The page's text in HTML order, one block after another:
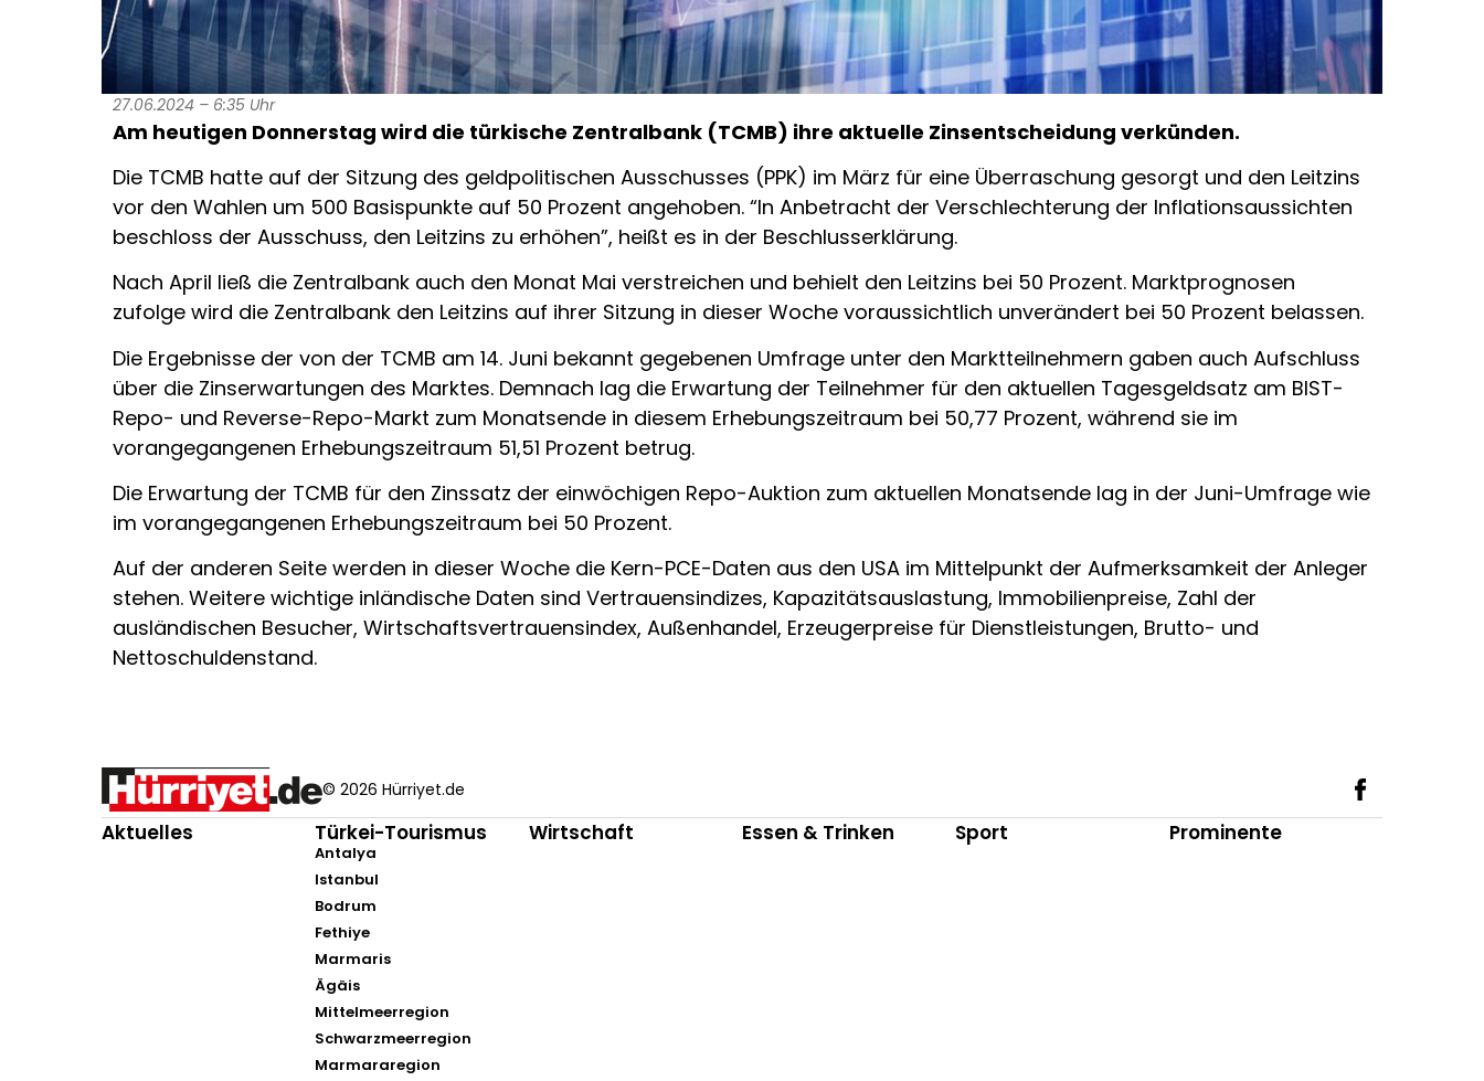
27.06.2024 – 6:35 Uhr
Am heutigen Donnerstag wird die türkische Zentralbank (TCMB) ihre aktuelle Zinsentscheidung verkünden.
Die TCMB hatte auf der Sitzung des geldpolitischen Ausschusses (PPK) im März für eine Überraschung gesorgt und den Leitzins
vor den Wahlen um 500 Basispunkte auf 50 Prozent angehoben. “In Anbetracht der Verschlechterung der Inflationsaussichten
beschloss der Ausschuss, den Leitzins zu erhöhen”, heißt es in der Beschlusserklärung.
Nach April ließ die Zentralbank auch den Monat Mai verstreichen und behielt den Leitzins bei 50 Prozent. Marktprognosen
zufolge wird die Zentralbank den Leitzins auf ihrer Sitzung in dieser Woche voraussichtlich unverändert bei 50 Prozent belassen.
Die Ergebnisse der von der TCMB am 14. Juni bekannt gegebenen Umfrage unter den Marktteilnehmern gaben auch Aufschluss
über die Zinserwartungen des Marktes. Demnach lag die Erwartung der Teilnehmer für den aktuellen Tagesgeldsatz am BIST-
Repo- und Reverse-Repo-Markt zum Monatsende in diesem Erhebungszeitraum bei 50,77 Prozent, während sie im
vorangegangenen Erhebungszeitraum 51,51 Prozent betrug.
Die Erwartung der TCMB für den Zinssatz der einwöchigen Repo-Auktion zum aktuellen Monatsende lag in der Juni-Umfrage wie
im vorangegangenen Erhebungszeitraum bei 50 Prozent.
Auf der anderen Seite werden in dieser Woche die Kern-PCE-Daten aus den USA im Mittelpunkt der Aufmerksamkeit der Anleger
stehen. Weitere wichtige inländische Daten sind Vertrauensindizes, Kapazitätsauslastung, Immobilienpreise, Zahl der
ausländischen Besucher, Wirtschaftsvertrauensindex, Außenhandel, Erzeugerpreise für Dienstleistungen, Brutto- und
Nettoschuldenstand.
© 2026 Hürriyet.de
Aktuelles Türkei-Tourismus
Antalya
Istanbul
Bodrum
Fethiye
Marmaris
Ägäis
Mittelmeerregion
Schwarzmeerregion
Marmararegion
Wirtschaft Essen & Trinken Sport Prominente